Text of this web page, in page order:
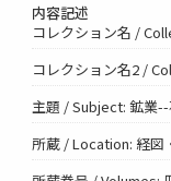
内容記述
コレクション名 /
コレクション名2 /
主題 / Subject: 鉱業
所蔵 / Location: 経図